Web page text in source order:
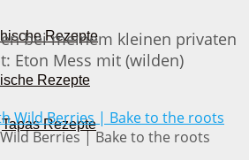
Rezepte
Rezepte
Tapas Rezepte
bei meinem kleinen privaten
Eton Mess mit (wilden)
Berries | Bake to the roots